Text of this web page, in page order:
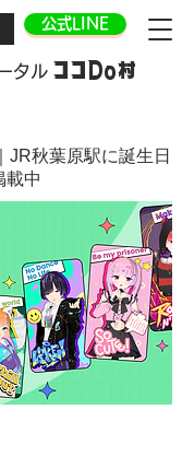
公式LINE
タル ココDo村
JR秋葉原駅に誕生日
載中